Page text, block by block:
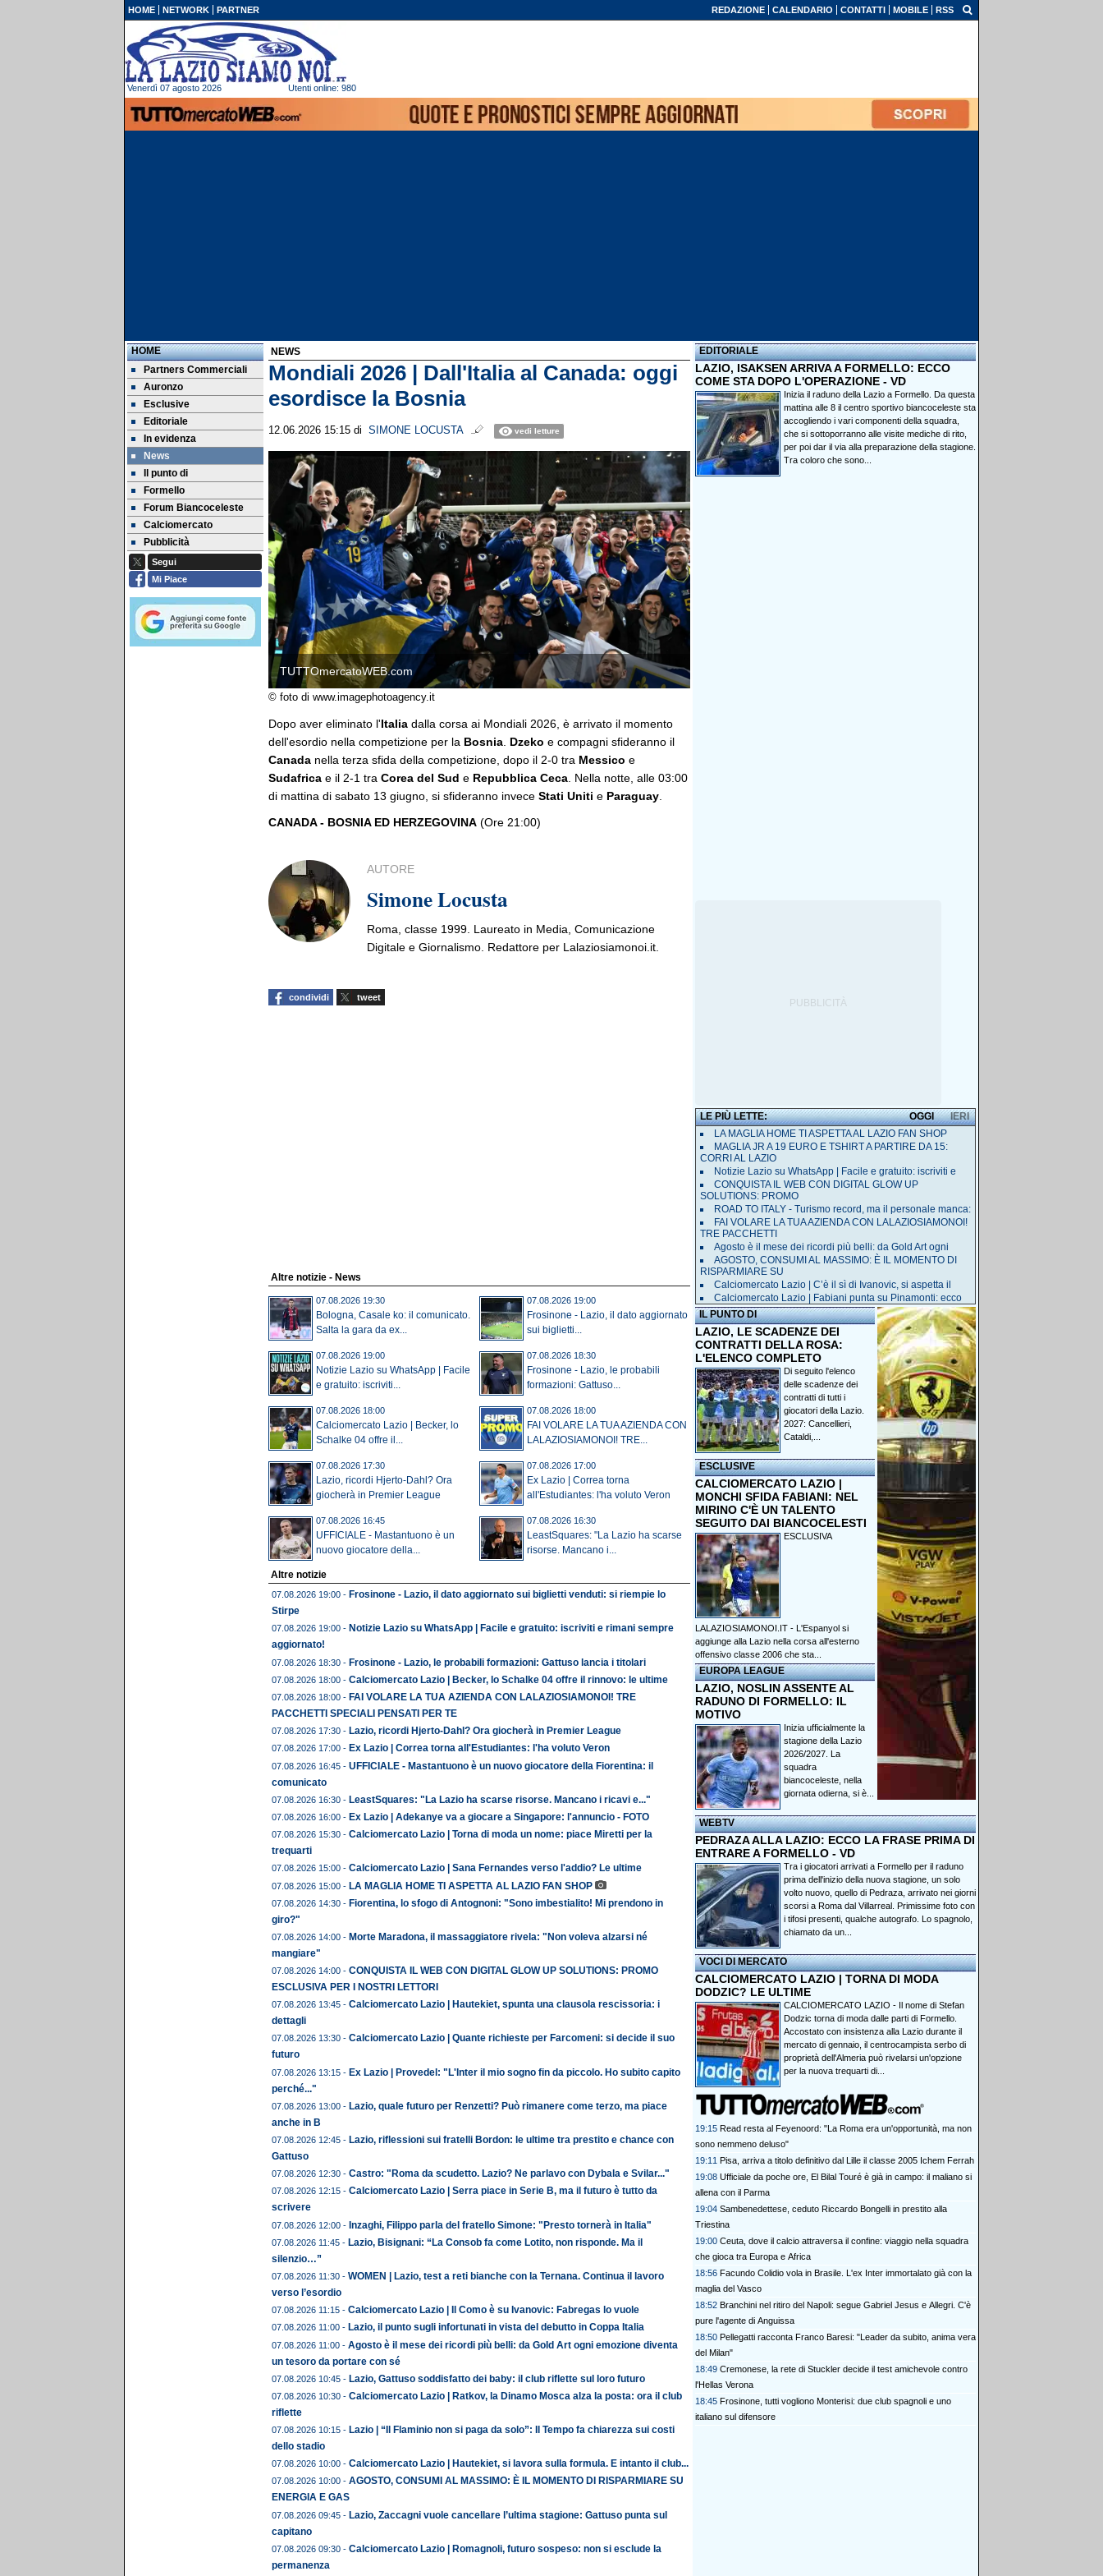
HOME NETWORK PARTNER REDAZIONE CALENDARIO CONTATTI MOBILE RSS
Venerdì 07 agosto 2026 Utenti online: 980
HOME
Partners Commerciali
Auronzo
Esclusive
Editoriale
In evidenza
News
Il punto di
Formello
Forum Biancoceleste
Calciomercato
Pubblicità
Segui
Mi Piace
NEWS
Mondiali 2026 | Dall'Italia al Canada: oggi
esordisce la Bosnia
12.06.2026 15:15 di SIMONE LOCUSTA vedi letture
TUTTOmercatoWEB.com
© foto di www.imagephotoagency.it
Dopo aver eliminato l'Italia dalla corsa ai Mondiali 2026, è arrivato il momento
dell'esordio nella competizione per la Bosnia Dzeko e compagni sfideranno il
Canada nella terza sfida della competizione, dopo il 2-0 tra Messico e
Sudafrica e il 2-1 tra Corea del Sud e Repubblica Ceca . Nella notte, alle 03:00
di mattina di sabato 13 giugno, si sfideranno invece Stati Uniti e Paraguay
CANADA - BOSNIA ED HERZEGOVINA (Ore 21:00)
AUTORE
Simone Locusta
Roma, classe 1999. Laureato in Media, Comunicazione
Digitale e Giornalismo. Redattore per Lalaziosiamonoi.it.
condividi tweet
Altre notizie - News
07.08.2026 19:30
Bologna, Casale ko: il comunicato.
Salta la gara da ex...
07.08.2026 19:00
Frosinone - Lazio, il dato aggiornato
sui biglietti...
07.08.2026 19:00
Notizie Lazio su WhatsApp | Facile
e gratuito: iscriviti...
07.08.2026 18:30
Frosinone - Lazio, le probabili
formazioni: Gattuso...
07.08.2026 18:00
Calciomercato Lazio | Becker, lo
Schalke 04 offre il...
07.08.2026 18:00
FAI VOLARE LA TUA AZIENDA CON
LALAZIOSIAMONOI! TRE...
07.08.2026 17:30
Lazio, ricordi Hjerto-Dahl? Ora
giocherà in Premier League
07.08.2026 17:00
Ex Lazio | Correa torna
all'Estudiantes: l'ha voluto Veron
07.08.2026 16:45
UFFICIALE - Mastantuono è un
nuovo giocatore della...
07.08.2026 16:30
LeastSquares: "La Lazio ha scarse
risorse. Mancano i...
Altre notizie
07.08.2026 19:00 - Frosinone - Lazio, il dato aggiornato sui biglietti venduti: si riempie lo
Stirpe
07.08.2026 19:00 - Notizie Lazio su WhatsApp | Facile e gratuito: iscriviti e rimani sempre
aggiornato!
07.08.2026 18:30 - Frosinone - Lazio, le probabili formazioni: Gattuso lancia i titolari
07.08.2026 18:00 - Calciomercato Lazio | Becker, lo Schalke 04 offre il rinnovo: le ultime
07.08.2026 18:00 - FAI VOLARE LA TUA AZIENDA CON LALAZIOSIAMONOI! TRE
PACCHETTI SPECIALI PENSATI PER TE
07.08.2026 17:30 - Lazio, ricordi Hjerto-Dahl? Ora giocherà in Premier League
07.08.2026 17:00 - Ex Lazio | Correa torna all'Estudiantes: l'ha voluto Veron
07.08.2026 16:45 - UFFICIALE - Mastantuono è un nuovo giocatore della Fiorentina: il
comunicato
07.08.2026 16:30 - LeastSquares: "La Lazio ha scarse risorse. Mancano i ricavi e..."
07.08.2026 16:00 - Ex Lazio | Adekanye va a giocare a Singapore: l'annuncio - FOTO
07.08.2026 15:30 - Calciomercato Lazio | Torna di moda un nome: piace Miretti per la
trequarti
07.08.2026 15:00 - Calciomercato Lazio | Sana Fernandes verso l'addio? Le ultime
07.08.2026 15:00 - LA MAGLIA HOME TI ASPETTA AL LAZIO FAN SHOP
07.08.2026 14:30 - Fiorentina, lo sfogo di Antognoni: "Sono imbestialito! Mi prendono in
giro?"
07.08.2026 14:00 - Morte Maradona, il massaggiatore rivela: "Non voleva alzarsi né
mangiare"
07.08.2026 14:00 - CONQUISTA IL WEB CON DIGITAL GLOW UP SOLUTIONS: PROMO
ESCLUSIVA PER I NOSTRI LETTORI
07.08.2026 13:45 - Calciomercato Lazio | Hautekiet, spunta una clausola rescissoria: i
dettagli
07.08.2026 13:30 - Calciomercato Lazio | Quante richieste per Farcomeni: si decide il suo
futuro
07.08.2026 13:15 - Ex Lazio | Provedel: "L'Inter il mio sogno fin da piccolo. Ho subito capito
perché..."
07.08.2026 13:00 - Lazio, quale futuro per Renzetti? Può rimanere come terzo, ma piace
anche in B
07.08.2026 12:45 - Lazio, riflessioni sui fratelli Bordon: le ultime tra prestito e chance con
Gattuso
07.08.2026 12:30 - Castro: "Roma da scudetto. Lazio? Ne parlavo con Dybala e Svilar..."
07.08.2026 12:15 - Calciomercato Lazio | Serra piace in Serie B, ma il futuro è tutto da
scrivere
07.08.2026 12:00 - Inzaghi, Filippo parla del fratello Simone: "Presto tornerà in Italia"
07.08.2026 11:45 - Lazio, Bisignani: “La Consob fa come Lotito, non risponde. Ma il
silenzio…”
07.08.2026 11:30 - WOMEN | Lazio, test a reti bianche con la Ternana. Continua il lavoro
verso l’esordio
07.08.2026 11:15 - Calciomercato Lazio | Il Como è su Ivanovic: Fabregas lo vuole
07.08.2026 11:00 - Lazio, il punto sugli infortunati in vista del debutto in Coppa Italia
07.08.2026 11:00 - Agosto è il mese dei ricordi più belli: da Gold Art ogni emozione diventa
un tesoro da portare con sé
07.08.2026 10:45 - Lazio, Gattuso soddisfatto dei baby: il club riflette sul loro futuro
07.08.2026 10:30 - Calciomercato Lazio | Ratkov, la Dinamo Mosca alza la posta: ora il club
riflette
07.08.2026 10:15 - Lazio | “Il Flaminio non si paga da solo”: Il Tempo fa chiarezza sui costi
dello stadio
07.08.2026 10:00 - Calciomercato Lazio | Hautekiet, si lavora sulla formula. E intanto il club...
07.08.2026 10:00 - AGOSTO, CONSUMI AL MASSIMO: È IL MOMENTO DI RISPARMIARE SU
ENERGIA E GAS
07.08.2026 09:45 - Lazio, Zaccagni vuole cancellare l’ultima stagione: Gattuso punta sul
capitano
07.08.2026 09:30 - Calciomercato Lazio | Romagnoli, futuro sospeso: non si esclude la
permanenza
EDITORIALE
LAZIO, ISAKSEN ARRIVA A FORMELLO: ECCO
COME STA DOPO L'OPERAZIONE - VD
Inizia il raduno della Lazio a Formello. Da questa
mattina alle 8 il centro sportivo biancoceleste sta
accogliendo i vari componenti della squadra,
che si sottoporranno alle visite mediche di rito,
per poi dar il via alla preparazione della stagione.
Tra coloro che sono...
LE PIÙ LETTE: IERI
OGGI
LA MAGLIA HOME TI ASPETTA AL LAZIO FAN SHOP
MAGLIA JR A 19 EURO E TSHIRT A PARTIRE DA 15:
CORRI AL LAZIO
Notizie Lazio su WhatsApp | Facile e gratuito: iscriviti e
CONQUISTA IL WEB CON DIGITAL GLOW UP
SOLUTIONS: PROMO
ROAD TO ITALY - Turismo record, ma il personale manca:
FAI VOLARE LA TUA AZIENDA CON LALAZIOSIAMONOI!
TRE PACCHETTI
Agosto è il mese dei ricordi più belli: da Gold Art ogni
AGOSTO, CONSUMI AL MASSIMO: È IL MOMENTO DI
RISPARMIARE SU
Calciomercato Lazio | C’è il sì di Ivanovic, si aspetta il
Calciomercato Lazio | Fabiani punta su Pinamonti: ecco
IL PUNTO DI
LAZIO, LE SCADENZE DEI
CONTRATTI DELLA ROSA:
L'ELENCO COMPLETO
Di seguito l'elenco
delle scadenze dei
contratti di tutti i
giocatori della Lazio.
2027: Cancellieri,
Cataldi,...
ESCLUSIVE
CALCIOMERCATO LAZIO |
MONCHI SFIDA FABIANI: NEL
MIRINO C'È UN TALENTO
SEGUITO DAI BIANCOCELESTI
ESCLUSIVA
LALAZIOSIAMONOI.IT - L'Espanyol si
aggiunge alla Lazio nella corsa all'esterno
offensivo classe 2006 che sta...
EUROPA LEAGUE
LAZIO, NOSLIN ASSENTE AL
RADUNO DI FORMELLO: IL
MOTIVO
Inizia ufficialmente la
stagione della Lazio
2026/2027. La
squadra
biancoceleste, nella
giornata odierna, si è...
WEBTV
PEDRAZA ALLA LAZIO: ECCO LA FRASE PRIMA DI
ENTRARE A FORMELLO - VD
Tra i giocatori arrivati a Formello per il raduno
prima dell'inizio della nuova stagione, un solo
volto nuovo, quello di Pedraza, arrivato nei giorni
scorsi a Roma dal Villarreal. Primissime foto con
i tifosi presenti, qualche autografo. Lo spagnolo,
chiamato da un...
VOCI DI MERCATO
CALCIOMERCATO LAZIO | TORNA DI MODA
DODZIC? LE ULTIME
CALCIOMERCATO LAZIO - Il nome di Stefan
Dodzic torna di moda dalle parti di Formello.
Accostato con insistenza alla Lazio durante il
mercato di gennaio, il centrocampista serbo di
proprietà dell'Almeria può rivelarsi un'opzione
per la nuova trequarti di...
19:15 Read resta al Feyenoord: "La Roma era un'opportunità, ma non
sono nemmeno deluso"
19:11 Pisa, arriva a titolo definitivo dal Lille il classe 2005 Ichem Ferrah
19:08 Ufficiale da poche ore, El Bilal Touré è già in campo: il maliano si
allena con il Parma
19:04 Sambenedettese, ceduto Riccardo Bongelli in prestito alla
Triestina
19:00 Ceuta, dove il calcio attraversa il confine: viaggio nella squadra
che gioca tra Europa e Africa
18:56 Facundo Colidio vola in Brasile. L'ex Inter immortalato già con la
maglia del Vasco
18:52 Branchini nel ritiro del Napoli: segue Gabriel Jesus e Allegri. C'è
pure l'agente di Anguissa
18:50 Pellegatti racconta Franco Baresi: "Leader da subito, anima vera
del Milan"
18:49 Cremonese, la rete di Stuckler decide il test amichevole contro
l'Hellas Verona
18:45 Frosinone, tutti vogliono Monterisi: due club spagnoli e uno
italiano sul difensore